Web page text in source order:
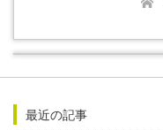
最近の記事